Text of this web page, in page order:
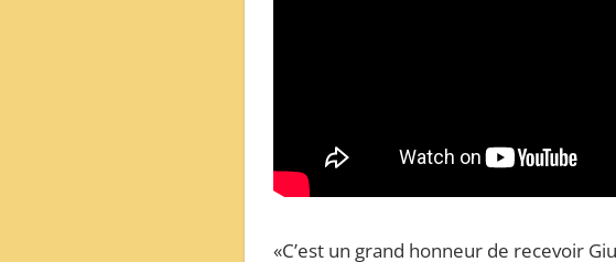
«C’est un grand honneur de recevoir